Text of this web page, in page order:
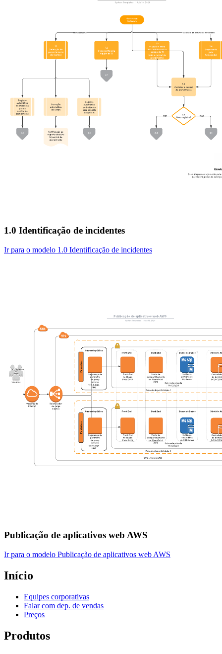
1.0 Identificação de incidentes
Ir para o modelo 1.0 Identificação de incidentes
Publicação de aplicativos web AWS
Ir para o modelo Publicação de aplicativos web AWS
Início
Equipes corporativas
Falar com dep. de vendas
Preços
Produtos